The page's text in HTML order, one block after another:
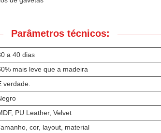
Parâmetros técnicos:
a 40 dias
mais leve que a madeira
verdade.
PU Leather, Velvet
cor, layout, material